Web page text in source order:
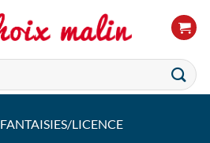
FANTAISIES/LICENCE